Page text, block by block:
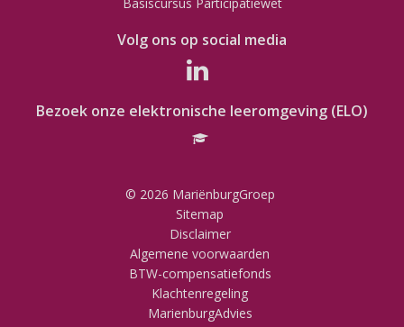
Volg ons op social media
Bezoek onze elektronische leeromgeving (ELO)
© 2026 MariënburgGroep
Sitemap
Disclaimer
Algemene voorwaarden
BTW-compensatiefonds
Klachtenregeling
MarienburgAdvies